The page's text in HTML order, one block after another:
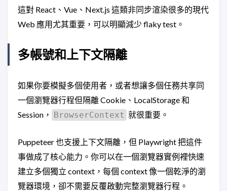
這對 React、Vue、Next.js 這類非同步渲染很多的現代
Web 應用尤其重要，可以明顯減少 flaky test。
多帳號和上下文隔離
如果你要模擬多個使用者，或者想讓多個任務共享同
一個瀏覽器行程但隔離 Cookie、LocalStorage 和
Session， BrowserContext 就很重要。
Puppeteer 也支援上下文隔離，但 Playwright 把這件
事做成了核心能力。你可以在一個瀏覽器實例裡快速
建立多個獨立 context，每個 context 像一個乾淨的瀏
覽器環境，卻不需要反覆啟動完整瀏覽器行程。